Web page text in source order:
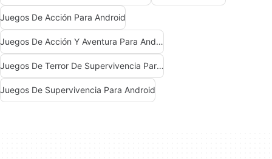
Juegos De Acción Para Android
Juegos De Acción Y Aventura Para Android
Juegos De Terror De Supervivencia Para Android
Juegos De Supervivencia Para Android